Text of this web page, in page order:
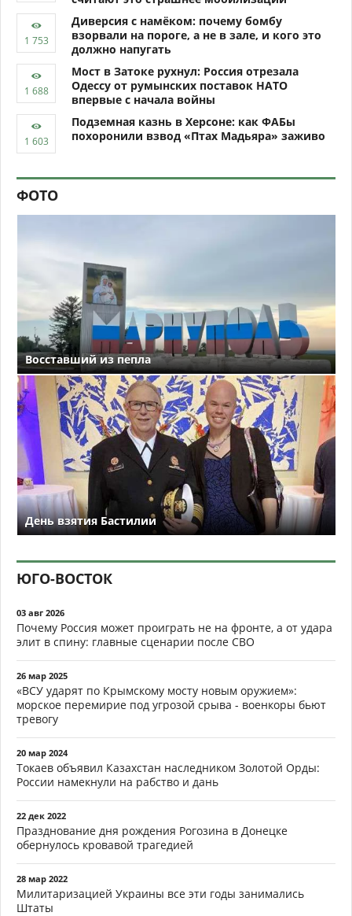
Диверсия с намёком: почему бомбу
взорвали на пороге, а не в зале, и кого это
должно напугать
Мост в Затоке рухнул: Россия отрезала
Одессу от румынских поставок НАТО
впервые с начала войны
Подземная казнь в Херсоне: как ФАБы
похоронили взвод «Птах Мадьяра» заживо
ФОТО
Восставший из пепла
День взятия Бастилии
ЮГО-ВОСТОК
03 авг 2026
Почему Россия может проиграть не на фронте, а от удара
элит в спину: главные сценарии после СВО
26 мар 2025
«ВСУ ударят по Крымскому мосту новым оружием»:
морское перемирие под угрозой срыва - военкоры бьют
тревогу
20 мар 2024
Токаев объявил Казахстан наследником Золотой Орды:
России намекнули на рабство и дань
22 дек 2022
Празднование дня рождения Рогозина в Донецке
обернулось кровавой трагедией
28 мар 2022
Милитаризацией Украины все эти годы занимались
Штаты